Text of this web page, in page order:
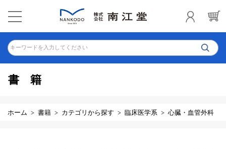
キーワードを入力してください
書籍
ホーム 書籍 カテゴリから探す 臨床医学系 心臓・血管外科